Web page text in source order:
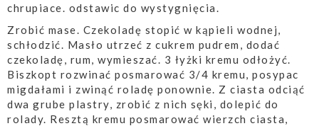
chrupiace. odstawic do wystygnięcia.
Zrobić mase. Czekoladę stopić w kąpieli wodnej,
schłodzić. Masło utrzeć z cukrem pudrem, dodać
czekoladę, rum, wymieszać. 3 łyżki kremu odłożyć.
Biszkopt rozwinać posmarować 3/4 kremu, posypac
migdałami i zwinąć roladę ponownie. Z ciasta odciąć
dwa grube plastry, zrobić z nich sęki, dolepić do
rolady. Resztą kremu posmarować wierzch ciasta,